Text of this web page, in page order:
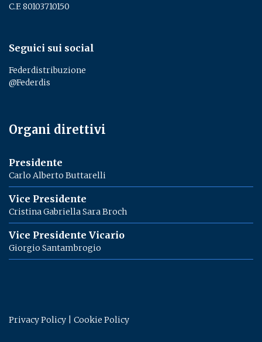
C.F. 80103710150
Seguici sui social
Federdistribuzione
@Federdis
Organi direttivi
Presidente
Carlo Alberto Buttarelli
Vice Presidente
Cristina Gabriella Sara Broch
Vice Presidente Vicario
Giorgio Santambrogio
Privacy Policy Cookie Policy